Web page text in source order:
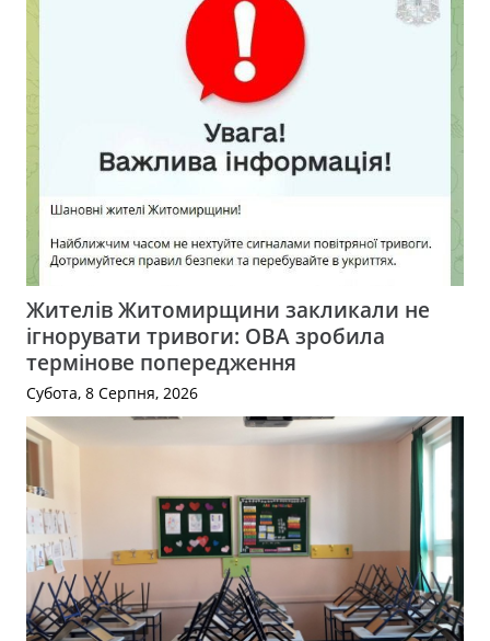
Жителів Житомирщини закликали не
ігнорувати тривоги: ОВА зробила
термінове попередження
Субота, 8 Серпня, 2026